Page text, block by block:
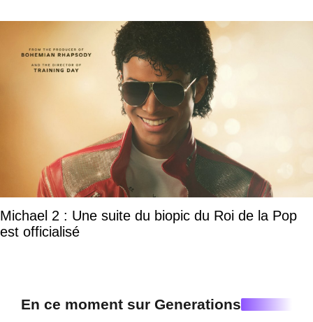
Michael 2 : Une suite du biopic du Roi de la Pop
est officialisé
En ce moment sur Generations